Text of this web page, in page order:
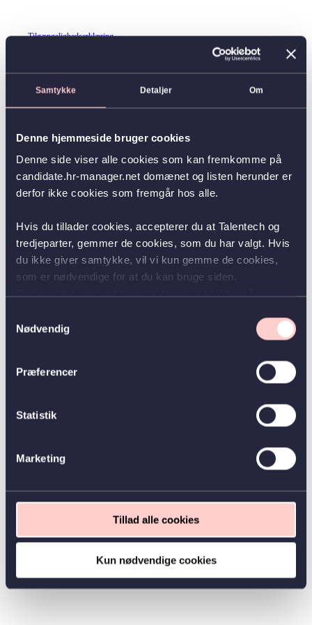
Samtykke Detaljer Om
Denne hjemmeside bruger cookies
Denne side viser alle cookies som kan fremkomme på
candidate.hr-manager.net domænet og listen herunder er
derfor ikke cookies som fremgår hos alle.
Hvis du tillader cookies, accepterer du at Talentech og
tredjeparter, gemmer de cookies, som du har valgt. Hvis
du ikke giver samtykke, vil vi kun gemme de cookies,
som er nødvendige for at du kan bruge siden.
Nødvendig
Præferencer
Statistik
Marketing
Tillad alle cookies
Kun nødvendige cookies
Tilgængelighedserklæring